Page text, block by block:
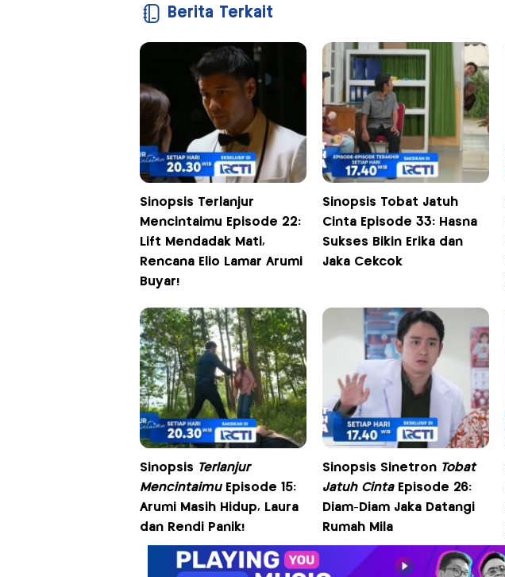
Berita Terkait
Sinopsis Terlanjur
Mencintaimu Episode 22:
Lift Mendadak Mati,
Rencana Elio Lamar Arumi
Buyar!
Sinopsis Tobat Jatuh
Cinta Episode 33: Hasna
Sukses Bikin Erika dan
Jaka Cekcok
Sinopsis Terlanjur
MencintaimuEpisode 15:
Arumi Masih Hidup, Laura
dan Rendi Panik!
Sinopsis Sinetron Tobat
Jatuh CintaEpisode 26:
Diam-Diam Jaka Datangi
Rumah Mila